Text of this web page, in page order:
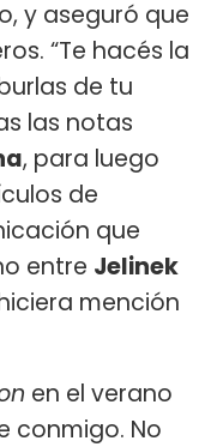
y aseguró que
“Te hacés la
de tu
las notas
, para luego
de
que
entre Jelinek
mención
en el verano
conmigo. No